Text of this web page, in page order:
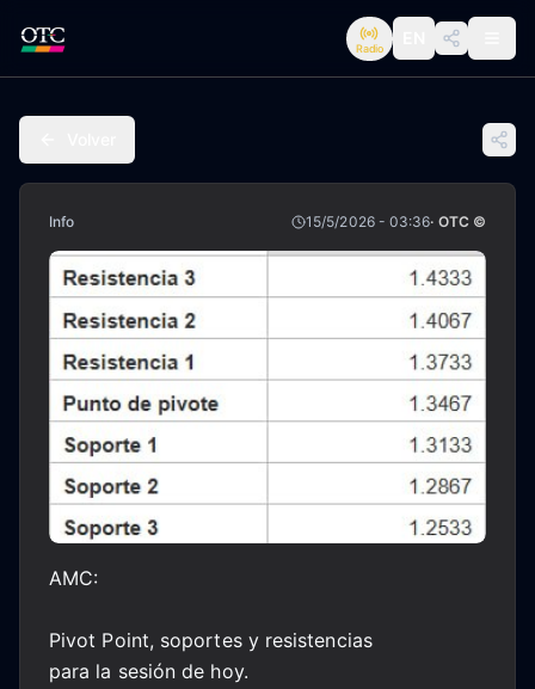
Radio
Info 15/5/2026 - 03:36· OTC ©
AMC:
Pivot Point, soportes y resistencias
para la sesión de hoy.